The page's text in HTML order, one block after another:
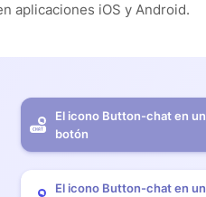
aplicaciones iOS y Android.
El icono Button-chat en un
botón
El icono Button-chat en un